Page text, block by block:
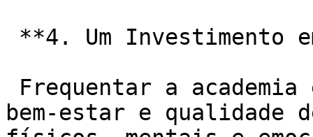
bem-estar e qualidade